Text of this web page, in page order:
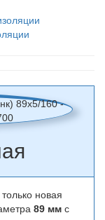
новая
89 мм с